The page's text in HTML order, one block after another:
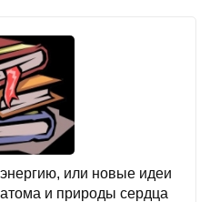
или новые идеи
и природы сердца